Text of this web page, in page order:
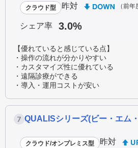
クラウド型 昨対 （前年
シェア率 3.0%
【優れていると感じている点】
・操作の流れが分かりやすい
・カスタマイズ性に優れている
・遠隔診療ができる
・導入・運用コストが安い
QUALISシリーズ(ビー・エム
クラウド/オンプレミス型 昨対